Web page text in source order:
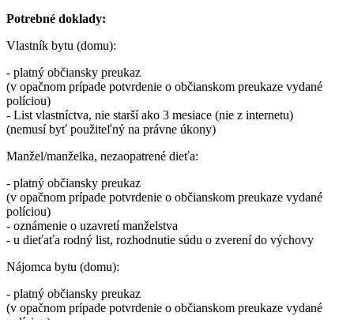
Potrebné doklady:
Vlastník bytu (domu):
- platný občiansky preukaz
(v opačnom prípade potvrdenie o občianskom preukaze vydané
políciou)
- List vlastníctva, nie starší ako 3 mesiace (nie z internetu)
(nemusí byť použiteľný na právne úkony)
Manžel/manželka, nezaopatrené dieťa:
- platný občiansky preukaz
(v opačnom prípade potvrdenie o občianskom preukaze vydané
políciou)
- oznámenie o uzavretí manželstva
- u dieťaťa rodný list, rozhodnutie súdu o zverení do výchovy
Nájomca bytu (domu):
- platný občiansky preukaz
(v opačnom prípade potvrdenie o občianskom preukaze vydané